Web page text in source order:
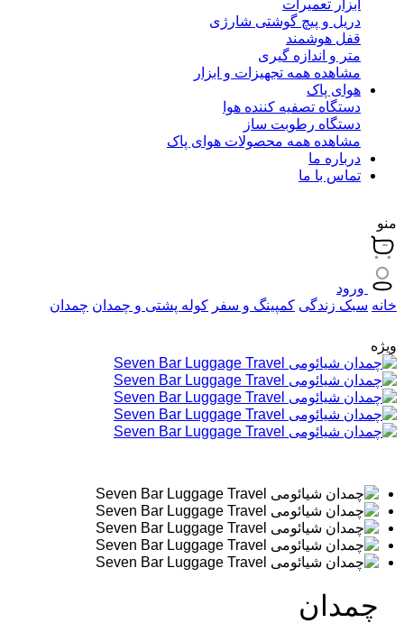
ابزار تعمیرات
دریل و پیچ گوشتی شارژی
قفل هوشمند
متر و اندازه گیری
مشاهده همه تجهیزات و ابزار
هوای پاک
دستگاه تصفیه کننده هوا
دستگاه رطوبت ساز
مشاهده همه محصولات هوای پاک
درباره ما
تماس با ما
منو
ورود
خانه سبک زندگی کمپینگ و سفر کوله پشتی و چمدان چمدان
ویژه
چمدان